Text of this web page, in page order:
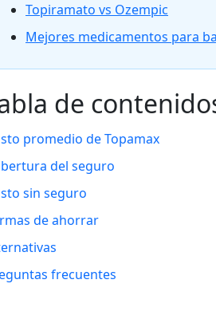
Topiramato vs Ozempic
Mejores medicamentos para
de
promedio de Topamax
del seguro
sin seguro
de ahorrar
frecuentes